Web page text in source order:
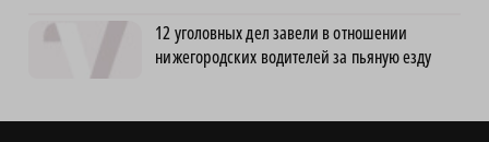
12 уголовных дел завели в отношении
нижегородских водителей за пьяную езду